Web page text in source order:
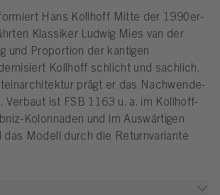
Hans Kollhoff Mitte der 1990er-
Klassiker Ludwig Mies van der
und Proportion der kantigen
Kollhoff schlicht und sachlich.
prägt er das Nachwende-
Verbaut ist FSB 1163 u. a. im Kollhoff-
Kolonnaden und im Auswärtigen
das Modell durch die Returnvariante